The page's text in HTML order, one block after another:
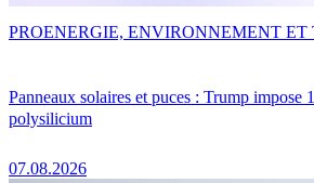
Panneaux solaires et puces : Trump impose
polysilicium
07.08.2026
PROENERGIE, ENVIRONNEMENT ET